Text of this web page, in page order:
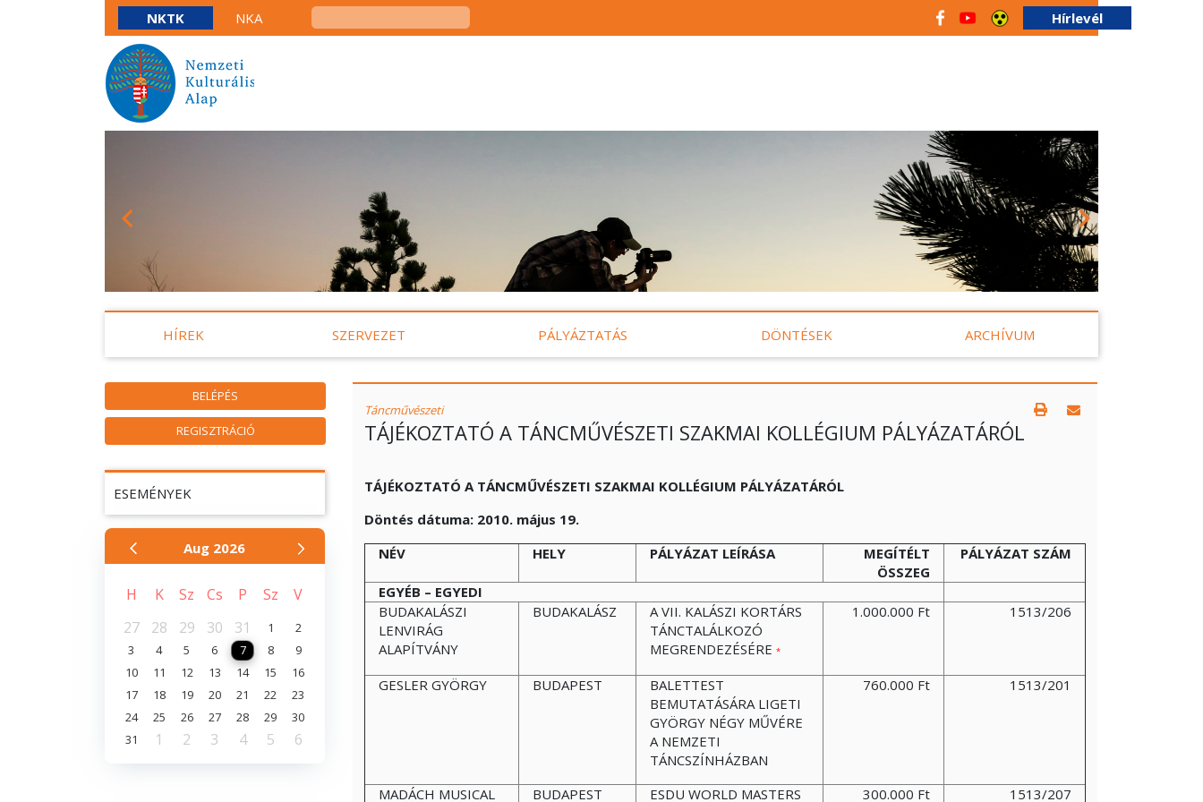
NKTK NKA Hírlevél
HÍREK SZERVEZET PÁLYÁZTATÁS DÖNTÉSEK ARCHÍVUM
BELÉPÉS
REGISZTRÁCIÓ
ESEMÉNYEK
Aug 2026
H K Sz Cs P Sz
V
27
28 29 30 31 1
2
3
4 5 6 7 8
9
10
11 12 13 14 15
16
17
18 19 20 21 22
23
24
25 26 27 28 29
30
31
1 2 3 4 5 6
Táncművészeti
TÁJÉKOZTATÓ A TÁNCMŰVÉSZETI SZAKMAI KOLLÉGIUM PÁLYÁZATÁRÓL
TÁJÉKOZTATÓ A TÁNCMŰVÉSZETI SZAKMAI KOLLÉGIUM PÁLYÁZATÁRÓL
Döntés dátuma: 2010. május 19.
NÉV
HELY PÁLYÁZAT LEÍRÁSA
MEGÍTÉLT
ÖSSZEG
PÁLYÁZAT SZÁM
EGYÉB – EGYEDI
BUDAKALÁSZI
LENVIRÁG
ALAPÍTVÁNY
BUDAKALÁSZ
A VII. KALÁSZI KORTÁRS
TÁNCTALÁLKOZÓ
MEGRENDEZÉSÉRE *
1.000.000 Ft 1513/206
GESLER GYÖRGY BUDAPEST
BALETTEST
BEMUTATÁSÁRA LIGETI
GYÖRGY NÉGY MŰVÉRE
A NEMZETI
TÁNCSZÍNHÁZBAN
760.000 Ft 1513/201
MADÁCH MUSICAL BUDAPEST ESDU WORLD MASTERS 300.000 Ft 1513/207